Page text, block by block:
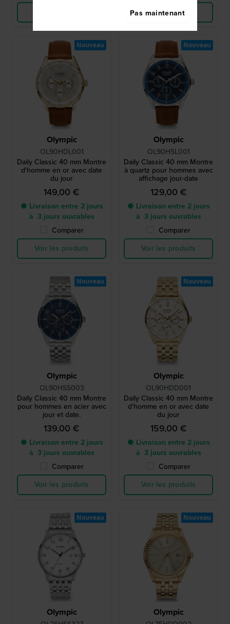
Voir les produits
Olympic
OL90HDL001
Daily Classic 40 mm Montre
d'homme en or avec date
du jour
149,00 €
● Livraison entre 2 jours
à 3 jours ouvrables
Comparer
Voir les produits
Nouveau
Olympic
OL90HSL001
Daily Classic 40 mm Montre
à quartz pour hommes avec
affichage jour-date
129,00 €
● Livraison entre 2 jours
à 3 jours ouvrables
Comparer
Voir les produits
Nouveau
Olympic
OL90HSS003
Daily Classic 40 mm Montre
pour hommes en acier avec
jour et date.
139,00 €
● Livraison entre 2 jours
à 3 jours ouvrables
Comparer
Voir les produits
Nouveau
Olympic
OL90HDD001
Daily Classic 40 mm Montre
d'homme en or avec date
du jour
159,00 €
● Livraison entre 2 jours
à 3 jours ouvrables
Comparer
Voir les produits
Nouveau
Olympic
Nouveau
Olympic
Nouveau
Pas maintenant